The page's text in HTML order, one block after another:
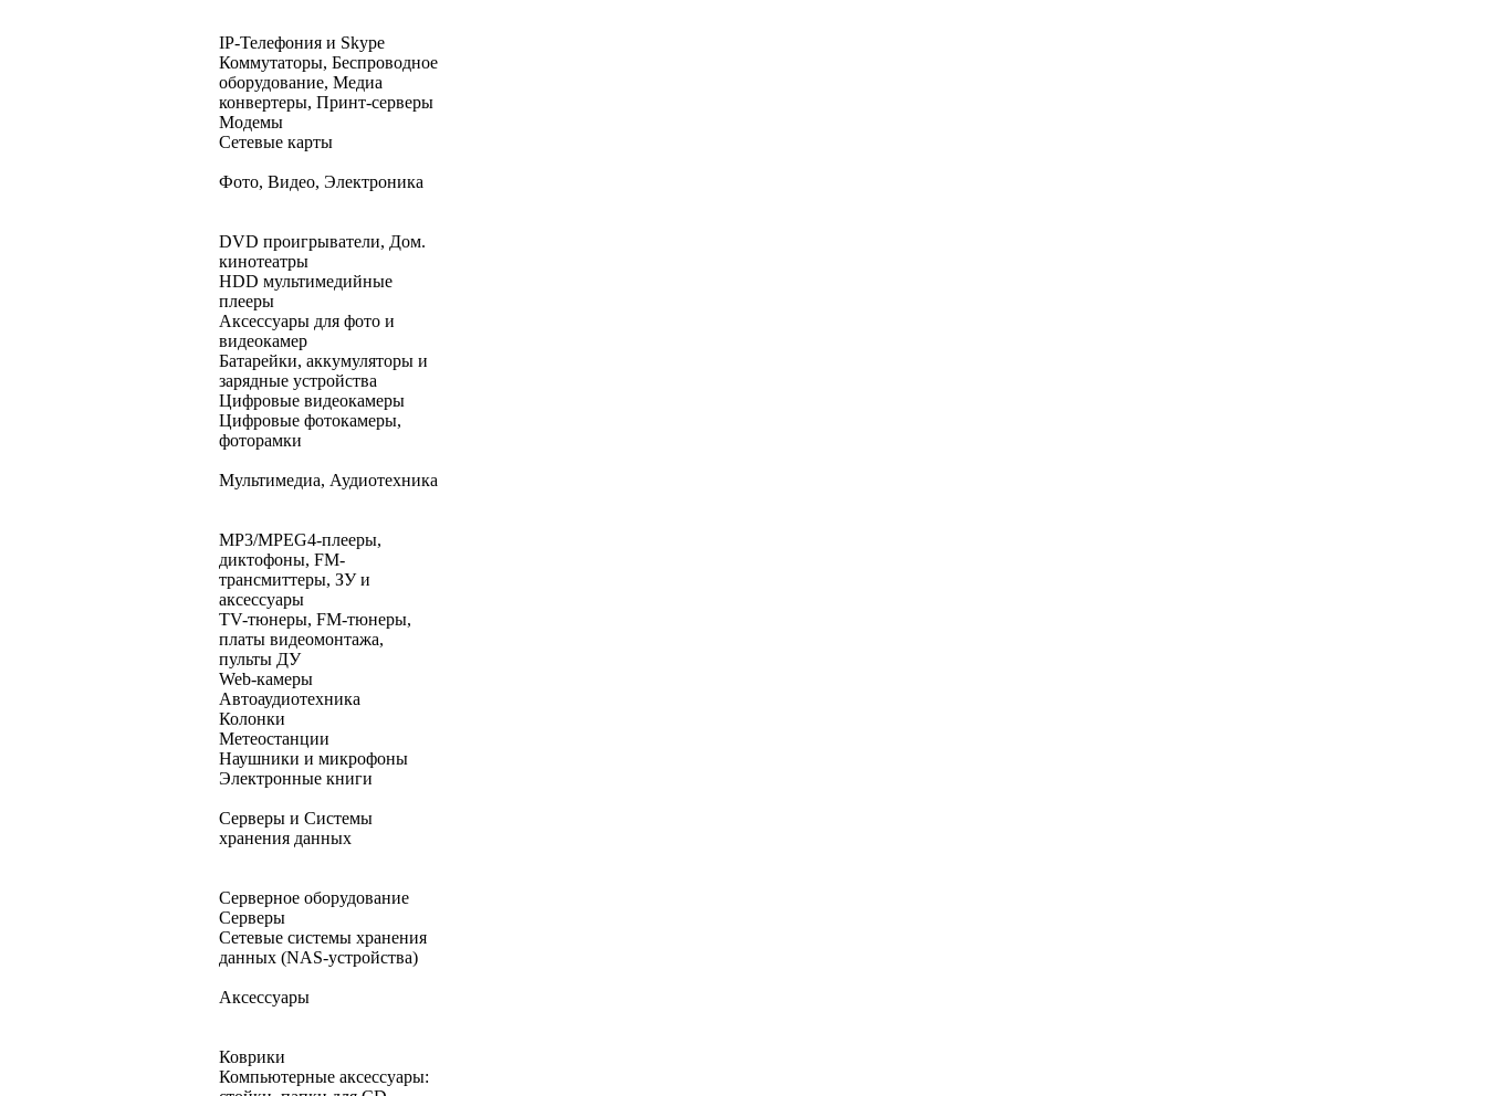
IP-Телефония и Skype
Коммутаторы, Беспроводное
оборудование, Медиа
конвертеры, Принт-серверы
Модемы
Сетевые карты
Фото, Видео, Электроника
DVD проигрыватели, Дом.
кинотеатры
HDD мультимедийные
плееры
Аксессуары для фото и
видеокамер
Батарейки, аккумуляторы и
зарядные устройства
Цифровые видеокамеры
Цифровые фотокамеры,
фоторамки
Мультимедиа, Аудиотехника
MP3/MPEG4-плееры,
диктофоны, FM-
трансмиттеры, ЗУ и
аксессуары
TV-тюнеры, FM-тюнеры,
платы видеомонтажа,
пульты ДУ
Web-камеры
Автоаудиотехника
Колонки
Метеостанции
Наушники и микрофоны
Электронные книги
Серверы и Системы
хранения данных
Серверное оборудование
Серверы
Сетевые системы хранения
данных (NAS-устройства)
Аксессуары
Коврики
Компьютерные аксессуары: